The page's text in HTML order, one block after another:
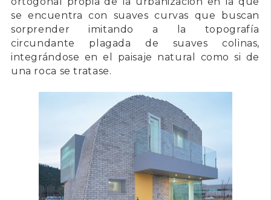
se encuentra con suaves curvas que buscan
sorprender imitando a la topografía
circundante plagada de suaves colinas,
integrándose en el paisaje natural como si de
una roca se tratase.